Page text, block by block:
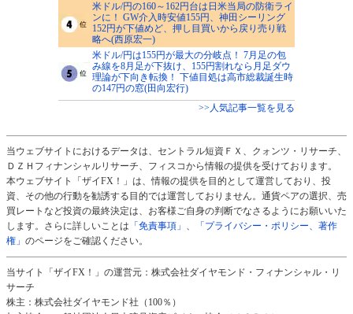
米ドル/円の160～162円台は日米当局の防衛ライ
ンに！ GW介入時安値155円、神田シーリング
152円が下値めど、押し目買いから戻り売り戦
略へ(西原宏一)
米ドル/円は155円が最大の分岐点！ 7月足の包
み線を8月足が下抜け、155円割れなら月足ダウ
理論が下向き転換！ 下値目処は高市総裁誕生時
の147円の窓(田向宏行)
>>人気記事一覧を見る
当ウェブサイトにおけるデータは、セントラル短資ＦＸ、クォンツ・リサーチ、
ＤＺＨフィナンシャルリサーチ、フィスコから情報の提供を受けております。
本ウェブサイト「ザイFX！」は、情報の提供を目的として運営しており、投
資、その他の行動を勧誘する目的では運営しておりません。通貨ペアの選択、売
買レートなど投資の最終決定は、お客様ご自身の判断でなさるようにお願いいた
します。さらに詳しいことは 「免責事項」
「プライバシー・ポリシー、著作
権」 のページをご確認ください。
当サイト「ザイFX！」の運営元：株式会社ダイヤモンド・フィナンシャル・リ
サーチ
株主：株式会社ダイヤモンド社（100％）